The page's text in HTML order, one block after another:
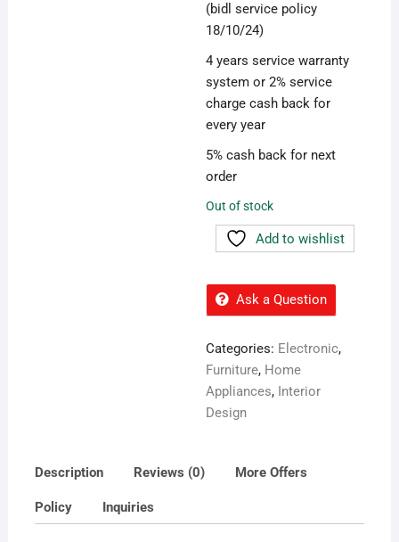
16,000.00৳ .
(bidl service policy
18/10/24)
4 years service warranty
system or 2% service
charge cash back for
every year
5% cash back for next
order
Out of stock
Add to wishlist
Ask a Question
Categories: Electronic,
Furniture, Home
Appliances, Interior
Design
Description Reviews (0) More Offers
Policy Inquiries